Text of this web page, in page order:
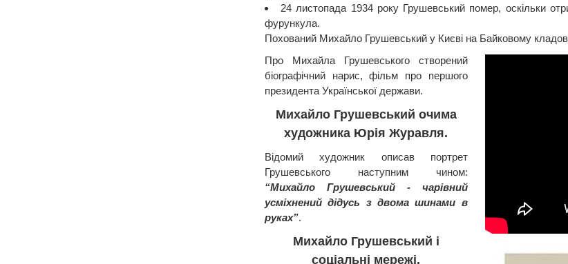
24 листопада 1934 року Грушевський помер, оскільки
фурункула.
​​Похований Михайло Грушевський у Києві на Байковому
Про Михайла Грушевського створений
біографічний нарис, фільм про першого
президента Української держави.
Михайло Грушевський очима
художника Юрія Журавля.
Відомий художник описав портрет
Грушевського наступним чином:
“Михайло Грушевський - чарівний
усміхнений дідусь з двома шинами в
руках”.
Михайло Грушевський і
соціальні мережі.